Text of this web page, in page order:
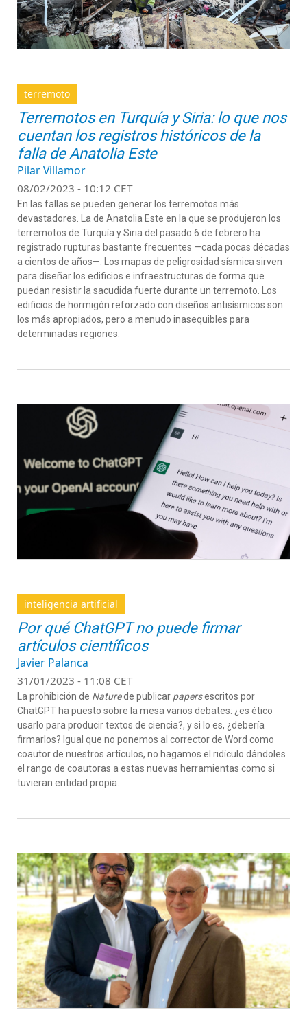
terremoto
Terremotos en Turquía y Siria: lo que nos
cuentan los registros históricos de la
falla de Anatolia Este
Pilar Villamor
08/02/2023 - 10:12 CET
En las fallas se pueden generar los terremotos más
devastadores. La de Anatolia Este en la que se produjeron los
terremotos de Turquía y Siria del pasado 6 de febrero ha
registrado rupturas bastante frecuentes —cada pocas décadas
a cientos de años— . Los mapas de peligrosidad sísmica sirven
para diseñar los edificios e infraestructuras de forma que
puedan resistir la sacudida fuerte durante un terremoto. Los
edificios de hormigón reforzado con diseños antisísmicos son
los más apropiados, pero a menudo inasequibles para
determinadas regiones.
inteligencia artificial
Por qué ChatGPT no puede firmar
artículos científicos
Javier Palanca
31/01/2023 - 11:08 CET
La prohibición de Naturede publicar papersescritos por
ChatGPT ha puesto sobre la mesa varios debates: ¿es ético
usarlo para producir textos de ciencia?, y si lo es, ¿debería
firmarlos? Igual que no ponemos al corrector de Word como
coautor de nuestros artículos, no hagamos el ridículo dándoles
el rango de coautoras a estas nuevas herramientas como si
tuvieran entidad propia.